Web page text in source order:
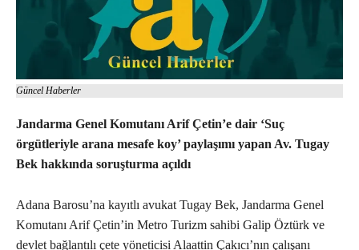
Güncel Haberler
Jandarma Genel Komutanı Arif Çetin’e dair ‘Suç
örgütleriyle arana mesafe koy’ paylaşımı yapan Av. Tugay
Bek hakkında soruşturma açıldı
Adana Barosu’na kayıtlı avukat Tugay Bek, Jandarma Genel
Komutanı Arif Çetin’in Metro Turizm sahibi Galip Öztürk ve
devlet bağlantılı çete yöneticisi Alaattin Çakıcı’nın çalışanı